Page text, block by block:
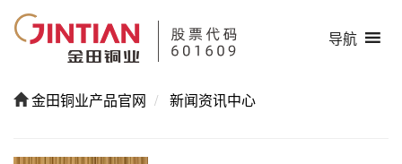
导航
金田铜业产品官网 新闻资讯中心